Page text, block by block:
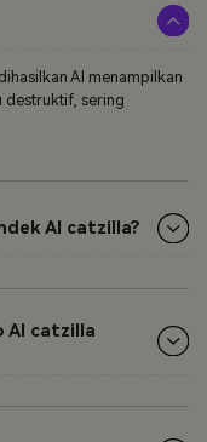
AI menampilkan
destruktif, sering
AI catzilla?
AI catzilla